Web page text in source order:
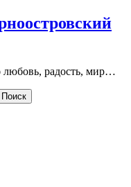
радость, мир…
Поиск